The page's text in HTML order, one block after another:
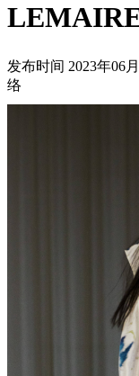
发布时间 2023年06
络